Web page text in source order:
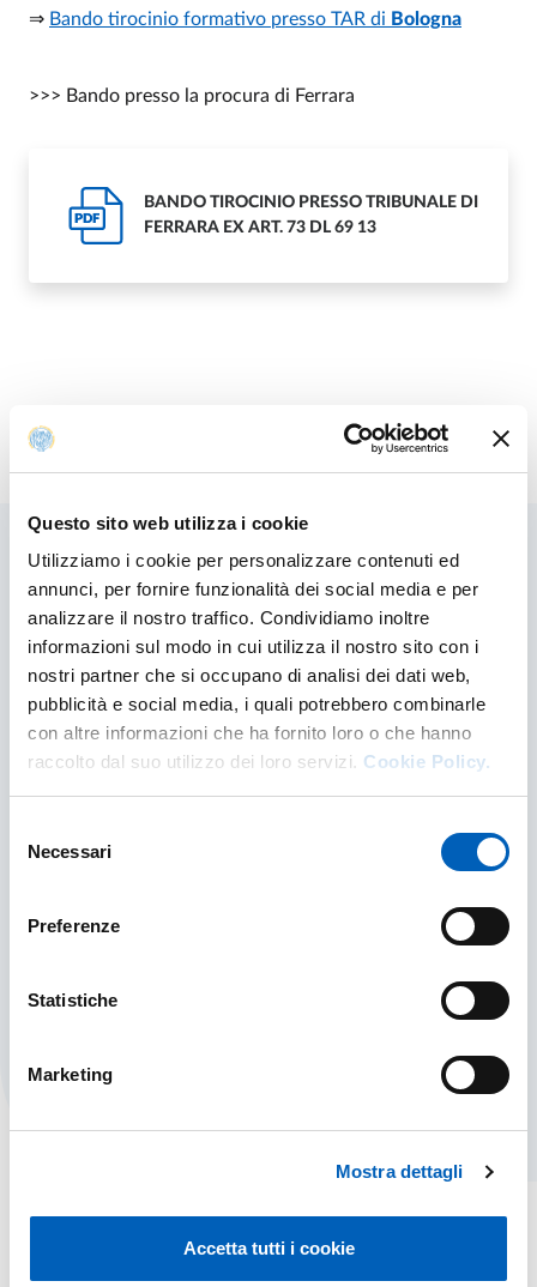
Questo sito web utilizza i cookie
Utilizziamo i cookie per personalizzare contenuti ed
annunci, per fornire funzionalità dei social media e per
analizzare il nostro traffico. Condividiamo inoltre
informazioni sul modo in cui utilizza il nostro sito con i
nostri partner che si occupano di analisi dei dati web,
pubblicità e social media, i quali potrebbero combinarle
con altre informazioni che ha fornito loro o che hanno
raccolto dal suo utilizzo dei loro servizi. Cookie Policy.
delNecessari
Preferenze
Statistiche
Marketing
Mostra dettagli
Accetta tutti i cookie
⇒ Bando tirocinio formativo presso TAR di Bologna
>>> Bando presso la procura di Ferrara
PDF
BANDO TIROCINIO PRESSO TRIBUNALE DI
FERRARA EX ART. 73 DL 69 13
Modificato il
Contenuti correlati